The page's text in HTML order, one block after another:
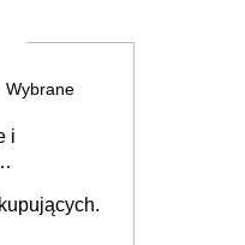
Wybrane
i